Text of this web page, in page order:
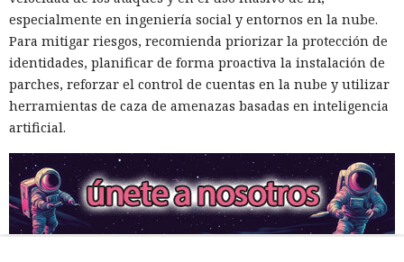
especialmente en ingeniería social y entornos en la nube.
Para mitigar riesgos, recomienda priorizar la protección de
identidades, planificar de forma proactiva la instalación de
parches, reforzar el control de cuentas en la nube y utilizar
herramientas de caza de amenazas basadas en inteligencia
artificial.